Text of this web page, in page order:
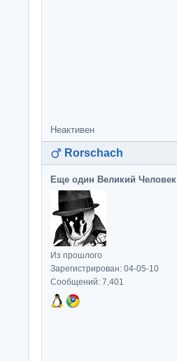
Неактивен
Rorschach
Еще один Великий Человек
Из прошлого
Зарегистрирован: 04-05-10
Сообщений: 7,401